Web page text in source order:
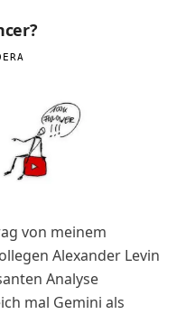
von meinem
Alexander Levin
Analyse
mal Gemini als